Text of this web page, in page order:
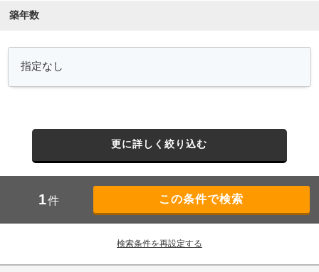
築年数
更に詳しく絞り込む
1件
検索条件を再設定する